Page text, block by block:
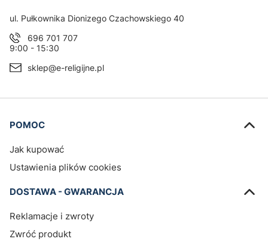
Adres:
ul. Pułkownika Dionizego Czachowskiego 40
696 701 707
9:00 - 15:30
sklep@e-religijne.pl
Linki w stopce
POMOC
Jak kupować
Ustawienia plików cookies
DOSTAWA - GWARANCJA
Reklamacje i zwroty
Zwróć produkt